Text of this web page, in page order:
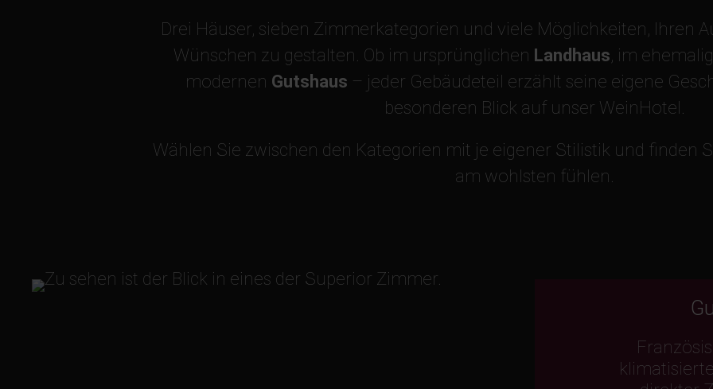
Drei Häuser, sieben Zimmerkategorien und viele Möglichkeiten, Ihren
Wünschen zu gestalten. Ob im ursprünglichen Landhaus, im
modernen Gutshaus – jeder Gebäudeteil erzählt seine eigene
besonderen Blick auf unser WeinHotel.
Wählen Sie zwischen den Kategorien mit je eigener Stilistik und finden
am wohlsten fühlen.